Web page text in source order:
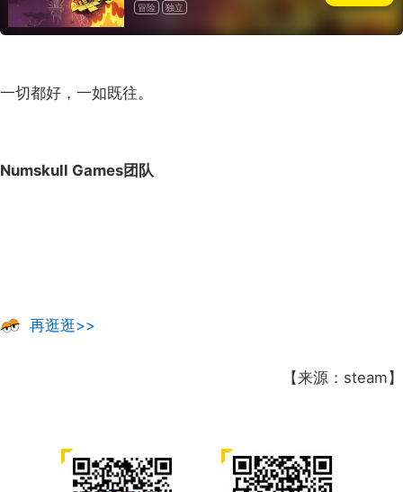
冒险 独立
一切都好，一如既往。
Numskull Games团队
再逛逛>>
【来源：steam】